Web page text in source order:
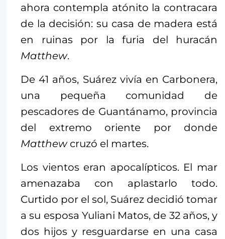
ahora contempla atónito la contracara
de la decisión: su casa de madera está
en ruinas por la furia del huracán
Matthew.
De 41 años, Suárez vivía en Carbonera,
una pequeña comunidad de
pescadores de Guantánamo, provincia
del extremo oriente por donde
Matthew cruzó el martes.
Los vientos eran apocalípticos. El mar
amenazaba con aplastarlo todo.
Curtido por el sol, Suárez decidió tomar
a su esposa Yuliani Matos, de 32 años, y
dos hijos y resguardarse en una casa